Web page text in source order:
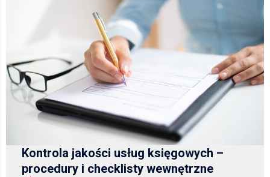
Kontrola jakości usług księgowych –
procedury i checklisty wewnętrzne